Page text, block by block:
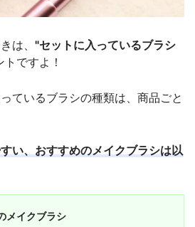
は、 "セットに入っているブラシ
ですよ！
ているブラシの種類は、商品ごと
い、おすすめのメイクブラシは以
メイクブラシ